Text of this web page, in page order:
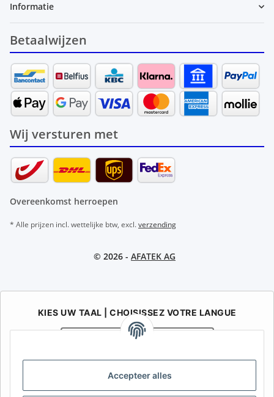
Accepteer alles
Informatie
Betaalwijzen
Wij versturen met
Overeenkomst herroepen
* Alle prijzen incl. wettelijke btw, excl.verzending
© 2026 - AFATEK AG
KIES UW TAAL | CHOISISSEZ VOTRE LANGUE
AFATEK België / Belgique
Uw specialist in onderdelen voor aanhangwagens | Votre